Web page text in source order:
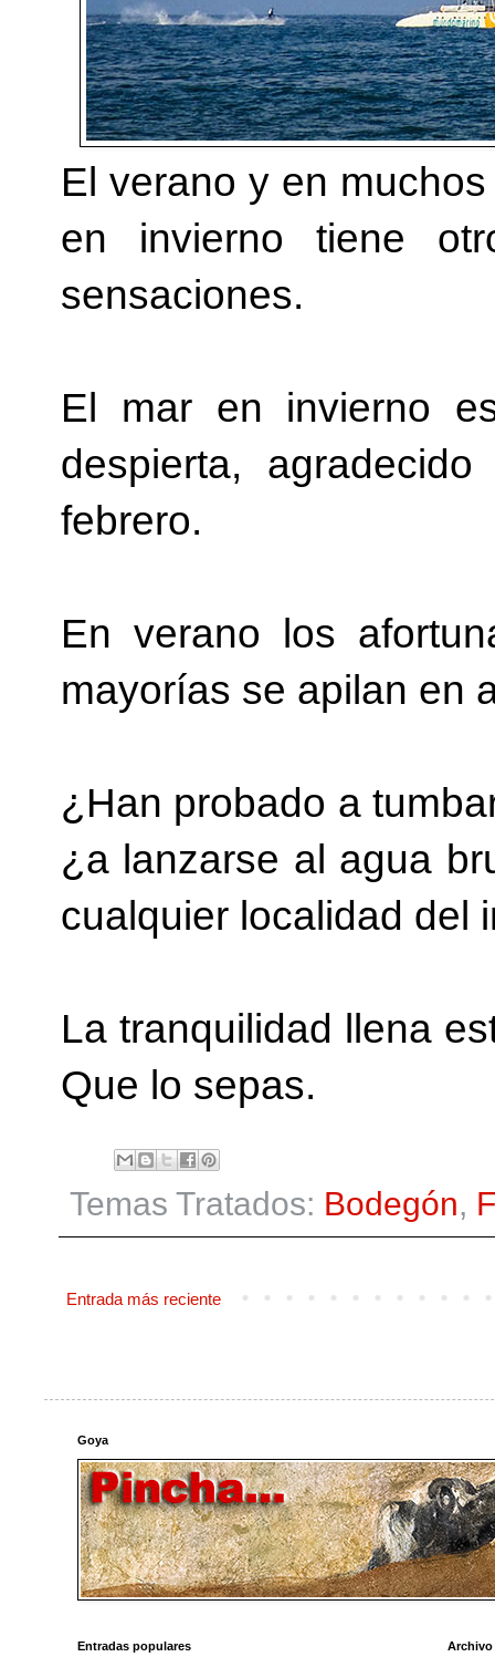
El verano y en
en invierno tiene
sensaciones.
El mar en invierno
despierta,
febrero.
En verano los
mayorías se apilan en
¿Han probado a
¿a lanzarse al agua
cualquier localidad del
La tranquilidad llena
Que lo sepas.
Temas Tratados: Bodegón,
Entrada más reciente
Goya
Entradas populares